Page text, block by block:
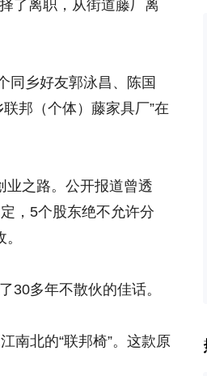
了离职，从街道藤厂离
同乡好友郭泳昌、陈国
邦（个体）藤家具厂”在
业之路。公开报道曾透
，5个股东绝不允许分
30多年不散伙的佳话。
南北的“联邦椅”。这款原